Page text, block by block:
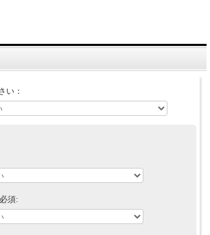
い：
須: